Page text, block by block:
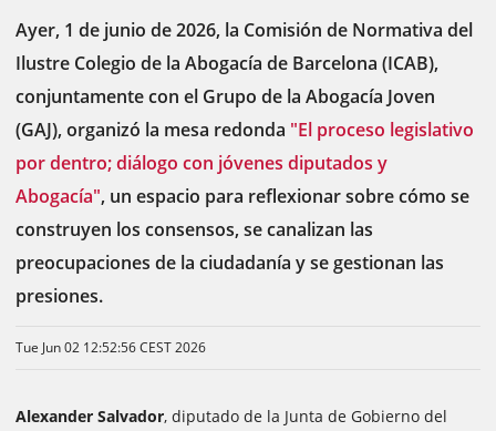
Ayer, 1 de junio de 2026, la Comisión de Normativa del
Ilustre Colegio de la Abogacía de Barcelona (ICAB),
conjuntamente con el Grupo de la Abogacía Joven
(GAJ), organizó la mesa redonda "El proceso legislativo
por dentro; diálogo con jóvenes diputados y
Abogacía", un espacio para reflexionar sobre cómo se
construyen los consensos, se canalizan las
preocupaciones de la ciudadanía y se gestionan las
presiones.
Tue Jun 02 12:52:56 CEST 2026
Alexander Salvador, diputado de la Junta de Gobierno del